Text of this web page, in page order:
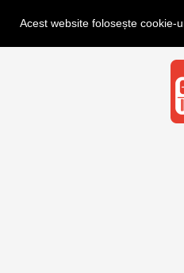
Acest website folosește cookie-